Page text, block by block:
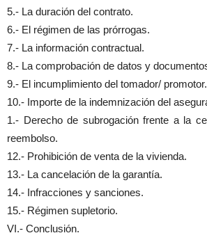
5.- La duración del contrato.
6.- El régimen de las prórrogas.
7.- La información contractual.
8.- La comprobación de datos y
9.- El incumplimiento del tomador/ promotor.
10.- Importe de la indemnización del
1.- Derecho de subrogación frente a la
reembolso.
12.- Prohibición de venta de la vivienda.
13.- La cancelación de la garantía.
14.- Infracciones y sanciones.
15.- Régimen supletorio.
VI.- Conclusión.